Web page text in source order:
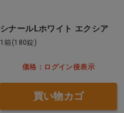
シナールLホワイト エクシア
1箱(180錠)
価格：ログイン後表示
買い物カゴ